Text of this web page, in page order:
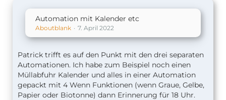
Automation mit Kalender etc
Aboutblank 7. April 2022
Patrick trifft es auf den Punkt mit den drei separaten
Automationen. Ich habe zum Beispiel noch einen
Müllabfuhr Kalender und alles in einer Automation
gepackt mit 4 Wenn Funktionen (wenn Graue, Gelbe,
Papier oder Biotonne) dann Erinnerung für 18 Uhr.